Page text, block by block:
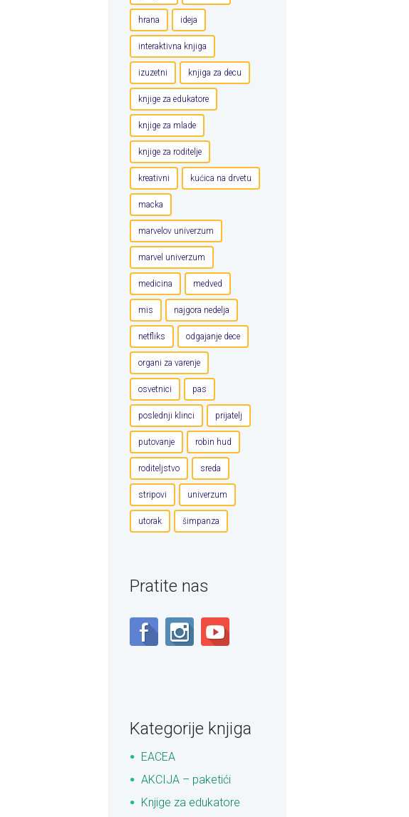
hrana ideja
interaktivna knjiga
izuzetni knjiga za decu
knjige za edukatore
knjige za mlade
knjige za roditelje
kreativni kućica na drvetu
macka
marvelov univerzum
marvel univerzum
medicina medved
mis najgora nedelja
netfliks odgajanje dece
organi za varenje
osvetnici pas
poslednji klinci prijatelj
putovanje robin hud
roditeljstvo sreda
stripovi univerzum
utorak šimpanza
Pratite nas
Kategorije knjiga
EACEA
AKCIJA – paketići
Knjige za edukatore